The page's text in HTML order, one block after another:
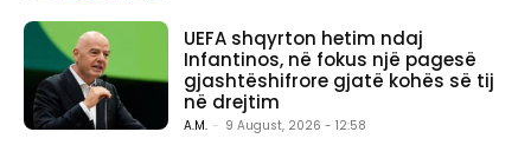
UEFA shqyrton hetim ndaj
Infantinos, në fokus një pagesë
gjashtëshifrore gjatë kohës së tij
në drejtim
A.M. - 9 August, 2026 - 12:58